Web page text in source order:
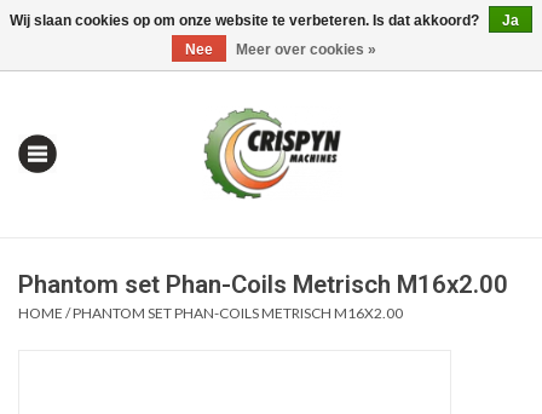
0 Artikelen - €0,00 Mijn account / Registreren
Phantom set Phan-Coils Metrisch M16x2.00
HOME /PHANTOM SET PHAN-COILS METRISCH M16X2.00
Wij slaan cookies op om onze website te verbeteren. Is dat akkoord?
Ja
Nee
Meer over cookies »